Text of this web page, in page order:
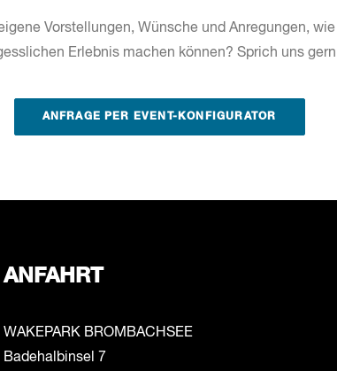
Vorstellungen, Wünsche und Anregungen,
Erlebnis machen können? Sprich uns
ANFRAGE PER EVENT-KONFIGURATOR
ANFAHRT
WAKEPARK BROMBACHSEE
Badehalbinsel 7